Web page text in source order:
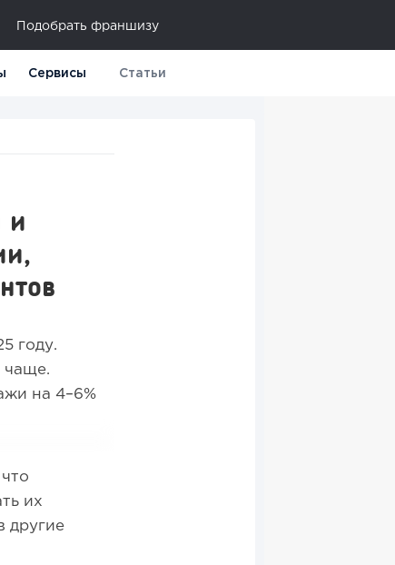
Подобрать франшизу
Сервисы Статьи
и
году.
чаще.
на 4–6%
их
другие